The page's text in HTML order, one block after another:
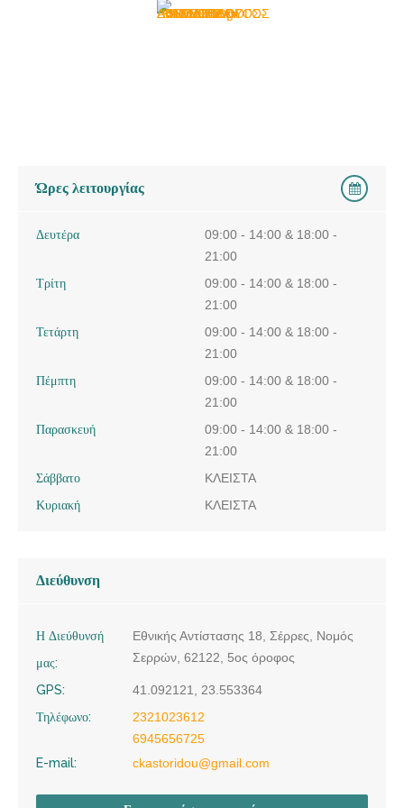
Ώρες λειτουργίας
Δευτέρα
09:00 - 14:00 & 18:00 -
21:00
Τρίτη
09:00 - 14:00 & 18:00 -
21:00
Τετάρτη
09:00 - 14:00 & 18:00 -
21:00
Πέμπτη
09:00 - 14:00 & 18:00 -
21:00
Παρασκευή
09:00 - 14:00 & 18:00 -
21:00
Σάββατο
ΚΛΕΙΣΤΑ
Κυριακή
ΚΛΕΙΣΤΑ
Διεύθυνση
Η Διεύθυνσή
μας:
Εθνικής Αντίστασης 18, Σέρρες, Νομός
Σερρών, 62122, 5ος όροφος
GPS:
41.092121, 23.553364
Τηλέφωνο:
2321023612
6945656725
E-mail:
ckastoridou@gmail.com